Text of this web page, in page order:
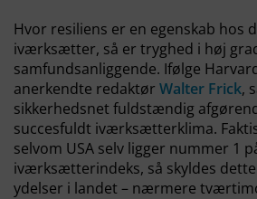
Hvor resiliens er en egenskab hos
iværksætter, så er tryghed i høj
samfundsanliggende. Ifølge
anerkendte redaktør Walter Frick,
sikkerhedsnet fuldstændig
succesfuldt iværksætterklima.
selvom USA selv ligger nummer 1
iværksætterindeks, så skyldes dette
ydelser i landet – nærmere